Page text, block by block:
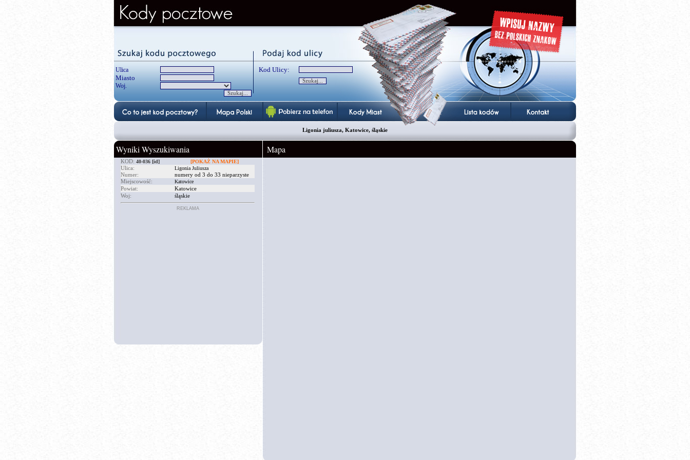
Ulica
Miasto
Woj.
Kod Ulicy:
Ligonia juliusza, Katowice, śląskie
Wyniki Wyszukiwania
KOD: 40-036 [id] [POKAŻ NA MAPIE]
Ulica: Ligonia Juliusza
Numer:
numery od 3 do 33 nieparzyste
Miejscowość:
Katowice
Powiat:
Katowice
Woj:
śląskie
REKLAMA
Mapa